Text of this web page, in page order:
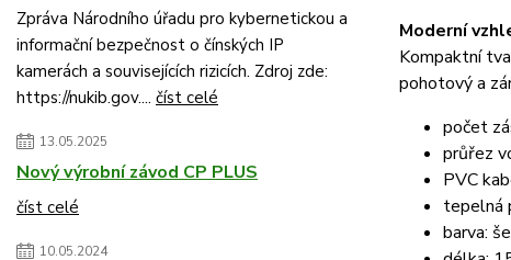
Zpráva Národního úřadu pro kybernetickou a
informační bezpečnost o čínských IP
kamerách a souvisejících rizicích. Zdroj zde:
https://nukib.gov.... číst celé
13.05.2025
Nový výrobní závod CP PLUS
číst celé
10.05.2024
Moderní
Kompaktní
pohotový a
počet
průřez
PVC
tepelná
barva: